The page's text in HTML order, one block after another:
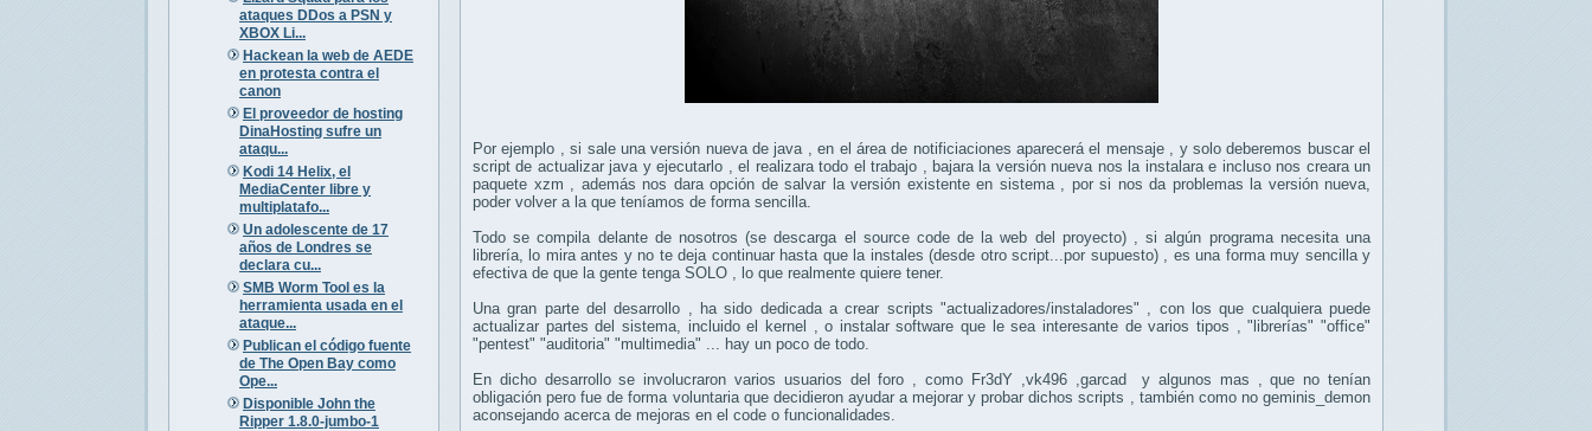
ataques DDos a PSN y
XBOX Li...
Hackean la web de AEDE
en protesta contra el
canon
El proveedor de hosting
DinaHosting sufre un
ataqu...
Kodi 14 Helix, el
MediaCenter libre y
multiplatafo...
Un adolescente de 17
años de Londres se
declara cu...
SMB Worm Tool es la
herramienta usada en el
ataque...
Publican el código fuente
de The Open Bay como
Ope...
Disponible John the
Ripper 1.8.0-jumbo-1
Por ejemplo , si sale una versión nueva de java , en el área de notificiaciones aparecerá el mensaje , y solo deberemos buscar el
script de actualizar java y ejecutarlo , el realizara todo el trabajo , bajara la versión nueva nos la instalara e incluso nos creara un
paquete xzm , además nos dara opción de salvar la versión existente en sistema , por si nos da problemas la versión nueva,
poder volver a la que teníamos de forma sencilla.
Todo se compila delante de nosotros (se descarga el source code de la web del proyecto) , si algún programa necesita una
librería, lo mira antes y no te deja continuar hasta que la instales (desde otro script...por supuesto) , es una forma muy sencilla y
efectiva de que la gente tenga SOLO , lo que realmente quiere tener.
Una gran parte del desarrollo , ha sido dedicada a crear scripts "actualizadores/instaladores" , con los que cualquiera puede
actualizar partes del sistema, incluido el kernel , o instalar software que le sea interesante de varios tipos , "librerías" "office"
"pentest" "auditoria" "multimedia" ... hay un poco de todo.
En dicho desarrollo se involucraron varios usuarios del foro , como Fr3dY ,vk496 ,garcad y algunos mas , que no tenían
obligación pero fue de forma voluntaria que decidieron ayudar a mejorar y probar dichos scripts , también como no geminis_demon
aconsejando acerca de mejoras en el code o funcionalidades.